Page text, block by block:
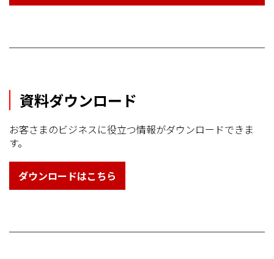
資料ダウンロード
お客さまのビジネスに役立つ情報がダウンロードできま
す。
ダウンロードはこちら